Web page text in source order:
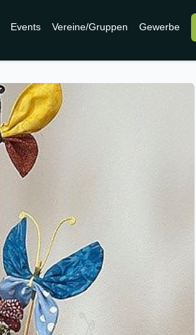
Events Vereine/Gruppen Gewerbe